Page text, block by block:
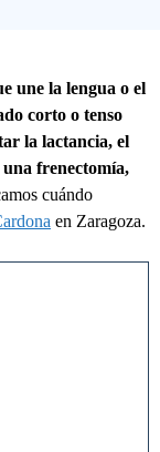
une la lengua o el
corto o tenso
la lactancia, el
una frenectomía,
cuándo
en Zaragoza.